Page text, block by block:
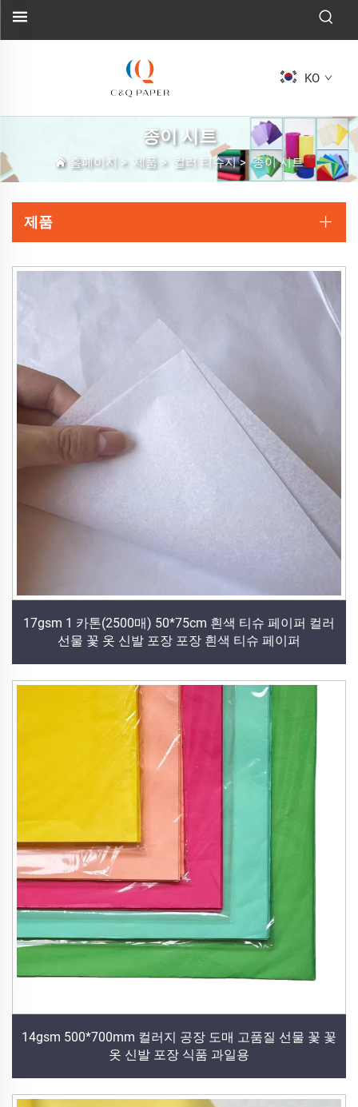
KO
종이 시트
홈페이지 > 제품> 컬러 티슈지>종이 시트
제품
17gsm 1 카톤(2500매) 50*75cm 흰색 티슈 페이퍼 컬러
선물 꽃 옷 신발 포장 포장 흰색 티슈 페이퍼
14gsm 500*700mm 컬러지 공장 도매 고품질 선물 꽃 꽃
옷 신발 포장 식품 과일용